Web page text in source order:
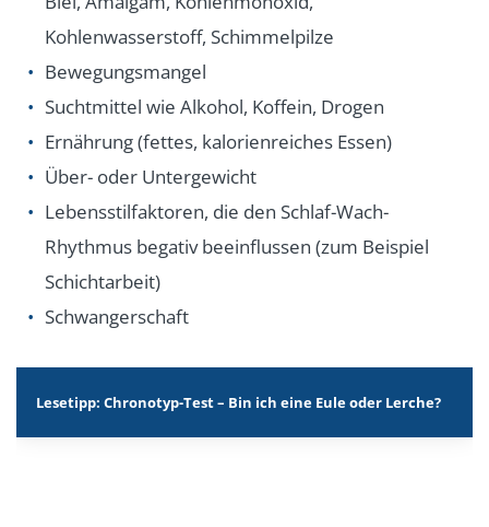
Kohlenwasserstoff, Schimmelpilze
Bewegungsmangel
Suchtmittel wie Alkohol, Koffein, Drogen
Ernährung (fettes, kalorienreiches Essen)
Über- oder Untergewicht
Lebensstilfaktoren, die den Schlaf-Wach-
Rhythmus begativ beeinflussen (zum Beispiel
Schichtarbeit)
Schwangerschaft
Lesetipp: Chronotyp-Test – Bin ich eine Eule oder Lerche?